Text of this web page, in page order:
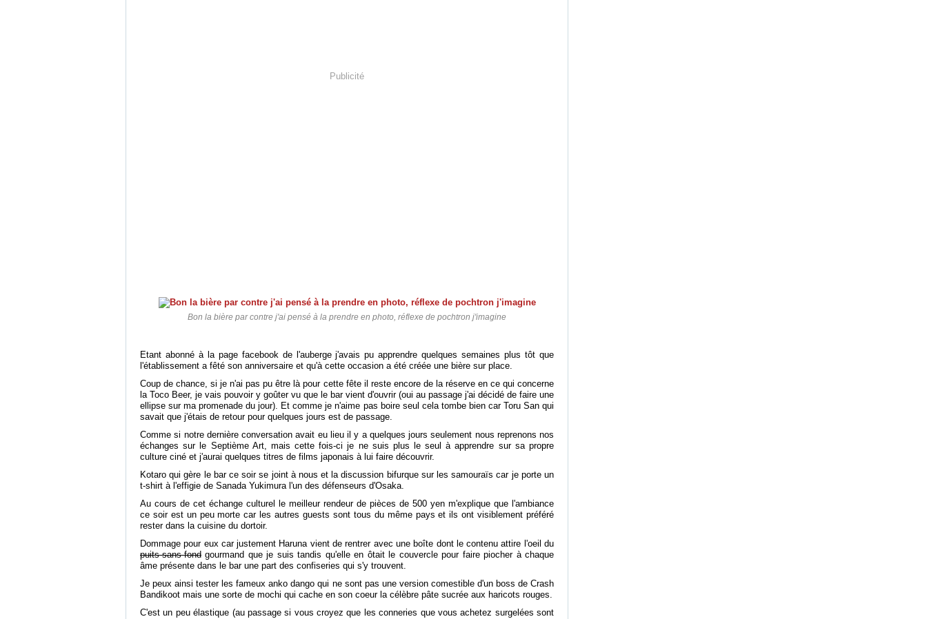
Publicité
Bon la bière par contre j'ai pensé à la prendre en photo, réflexe de pochtron j'imagine
Etant abonné à la page facebook de l'auberge j'avais pu apprendre quelques semaines plus tôt que
l'établissement a fêté son anniversaire et qu'à cette occasion a été créée une bière sur place.
Coup de chance, si je n'ai pas pu être là pour cette fête il reste encore de la réserve en ce qui concerne
la Toco Beer, je vais pouvoir y goûter vu que le bar vient d'ouvrir (oui au passage j'ai décidé de faire une
ellipse sur ma promenade du jour). Et comme je n'aime pas boire seul cela tombe bien car Toru San qui
savait que j'étais de retour pour quelques jours est de passage.
Comme si notre dernière conversation avait eu lieu il y a quelques jours seulement nous reprenons nos
échanges sur le Septième Art, mais cette fois-ci je ne suis plus le seul à apprendre sur sa propre
culture ciné et j'aurai quelques titres de films japonais à lui faire découvrir.
Kotaro qui gère le bar ce soir se joint à nous et la discussion bifurque sur les samouraïs car je porte un
t-shirt à l'effigie de Sanada Yukimura l'un des défenseurs d'Osaka.
Au cours de cet échange culturel le meilleur rendeur de pièces de 500 yen m'explique que l'ambiance
ce soir est un peu morte car les autres guests sont tous du même pays et ils ont visiblement préféré
rester dans la cuisine du dortoir.
Dommage pour eux car justement Haruna vient de rentrer avec une boîte dont le contenu attire l'oeil du
puits-sans-fond gourmand que je suis tandis qu'elle en ôtait le couvercle pour faire piocher à chaque
âme présente dans le bar une part des confiseries qui s'y trouvent.
Je peux ainsi tester les fameux anko dango qui ne sont pas une version comestible d'un boss de Crash
Bandikoot mais une sorte de mochi qui cache en son coeur la célèbre pâte sucrée aux haricots rouges.
C'est un peu élastique (au passage si vous croyez que les conneries que vous achetez surgelées sont